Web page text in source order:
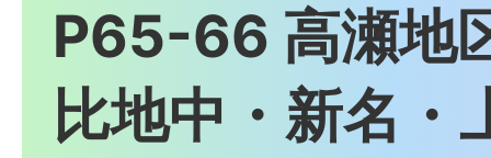
P65-66 高瀬地
比地中・新名・